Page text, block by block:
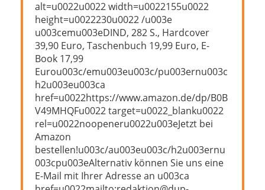
alt=u0022u0022 width=u0022155u0022
height=u0022230u0022 /u003e
u003cemu003eDIND, 282 S., Hardcover
39,90 Euro, Taschenbuch 19,99 Euro, E-
Book 17,99
Eurou003c/emu003eu003c/pu003ernu003c
h2u003eu003ca
href=u0022https://www.amazon.de/dp/B0B
V49MHQFu0022 target=u0022_blanku0022
rel=u0022noopeneru0022u003eJetzt bei
Amazon
bestellen!u003c/au003eu003c/h2u003ernu
003cpu003eAlternativ können Sie uns eine
E-Mail mit Ihrer Adresse an u003ca